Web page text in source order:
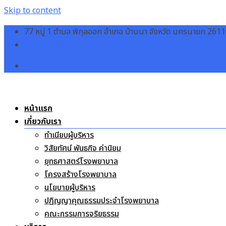
Skip to content
77 หมู่ 1 ตำบล พิกุลออก อำเภอ บ้านนา จังหวัด นครนายก
หน้าแรก
เกี่ยวกับเรา
ทำเนียบผู้บริหาร
วิสัยทัศน์ พันธกิจ ค่านิยม
ยุทธศาสตร์โรงพยาบาล
โครงสร้างโรงพยาบาล
นโยบายผู้บริหาร
ปฏิญญาคุณธรรมประจำโรงพยาบาล
คณะกรรมการจริยธรรม